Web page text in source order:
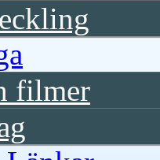
filmer